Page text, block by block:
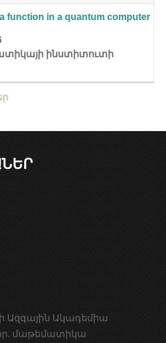
function in a quantum computer
ինստիտուտի
Ազգային Ակադեմիա
մաթեմատիկա